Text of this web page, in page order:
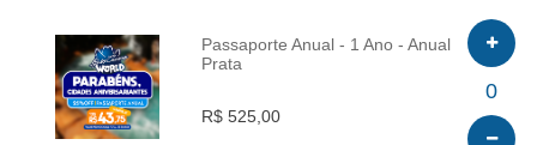
INFO
Passaporte Anual - 1 Ano - Anual
Prata
R$ 525,00
0